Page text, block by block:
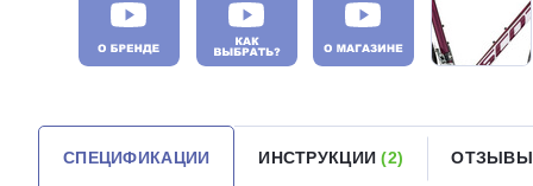
СПЕЦИФИКАЦИИ ИНСТРУКЦИИ(2) ОТЗЫВЫ